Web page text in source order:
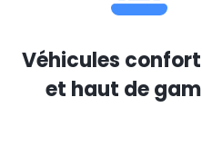
Véhicules
et haut de